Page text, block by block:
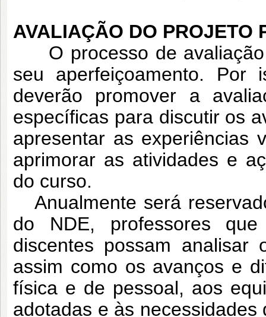
AVALIAÇÃO DO PROJETO
O processo de avaliação
seu aperfeiçoamento.
deverão promover a
específicas para discutir os
apresentar as experiências
aprimorar as atividades e
do curso.
Anualmente será
do NDE, professores
discentes possam analisar
assim como os avanços e
física e de pessoal, aos
adotadas e às